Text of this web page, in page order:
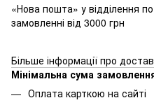
«Нова пошта» у відділення
замовленні від 3000 грн
Більше інформації про
Мінімальна сума
Оплата карткою на сайті